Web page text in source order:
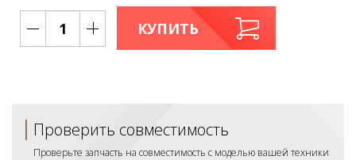
КУПИТЬ
Проверить совместимость
Проверьте запчасть на совместимость с моделью вашей техники